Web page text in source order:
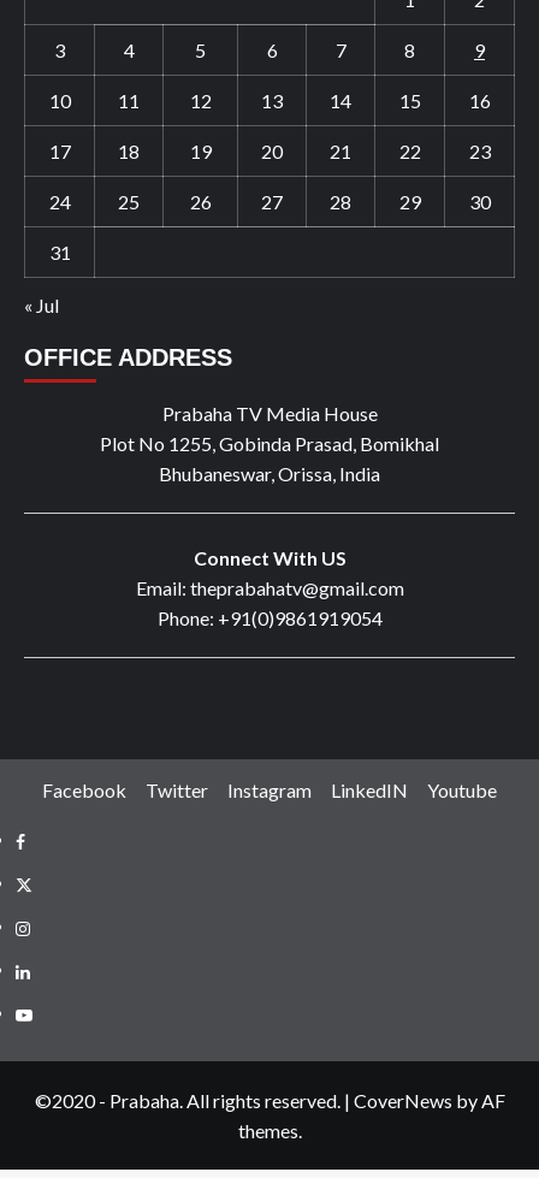
3 4 5 6 7 8 9
10 11 12 13 14 15 16
17 18 19 20 21 22 23
24 25 26 27 28 29 30
31
« Jul
OFFICE ADDRESS
Prabaha TV Media House
Plot No 1255, Gobinda Prasad, Bomikhal
Bhubaneswar, Orissa, India
Connect With US
Email: theprabahatv@gmail.com
Phone: +91(0)9861919054
Facebook Twitter Instagram LinkedIN Youtube
Facebook
Twitter
Instagram
LinkedIN
Youtube
©2020 - Prabaha. All rights reserved. | CoverNews by AF
themes.